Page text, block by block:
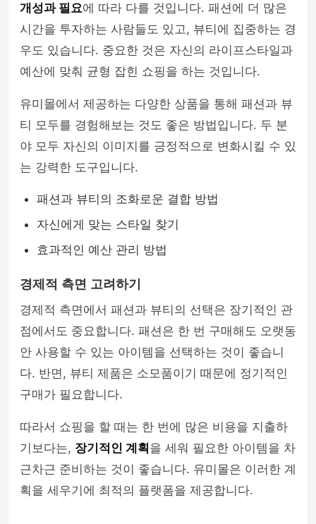
개성과 필요에 따라 다를 것입니다. 패션에 더 많은
시간을 투자하는 사람들도 있고, 뷰티에 집중하는 경
우도 있습니다. 중요한 것은 자신의 라이프스타일과
예산에 맞춰 균형 잡힌 쇼핑을 하는 것입니다.
유미몰에서 제공하는 다양한 상품을 통해 패션과 뷰
티 모두를 경험해보는 것도 좋은 방법입니다. 두 분
야 모두 자신의 이미지를 긍정적으로 변화시킬 수 있
는 강력한 도구입니다.
패션과 뷰티의 조화로운 결합 방법
자신에게 맞는 스타일 찾기
효과적인 예산 관리 방법
경제적 측면 고려하기
경제적 측면에서 패션과 뷰티의 선택은 장기적인 관
점에서도 중요합니다. 패션은 한 번 구매해도 오랫동
안 사용할 수 있는 아이템을 선택하는 것이 좋습니
다. 반면, 뷰티 제품은 소모품이기 때문에 정기적인
구매가 필요합니다.
따라서 쇼핑을 할 때는 한 번에 많은 비용을 지출하
기보다는, 장기적인 계획 을 세워 필요한 아이템을 차
근차근 준비하는 것이 좋습니다. 유미몰은 이러한 계
획을 세우기에 최적의 플랫폼을 제공합니다.